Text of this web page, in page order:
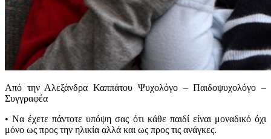
Από την Αλεξάνδρα Καππάτου Ψυχολόγο – Παιδοψυχολόγο –
Συγγραφέα
• Nα έχετε πάντοτε υπόψη σας ότι κάθε παιδί είναι μοναδικό όχι
μόνο ως προς την ηλικία αλλά και ως προς τις ανάγκες.